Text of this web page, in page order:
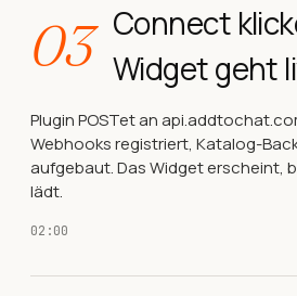
03 Connect
Widget geht
Plugin POSTet an
Webhooks registriert, Katalog-
aufgebaut. Das Widget erscheint,
lädt.
02:00